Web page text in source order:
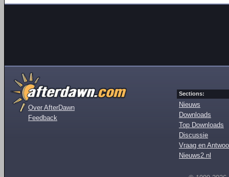
Over AfterDawn
Feedback
Sections:
Nieuws
Downloads
Top Downloads
Discussie
Vraag en
Nieuws2.nl